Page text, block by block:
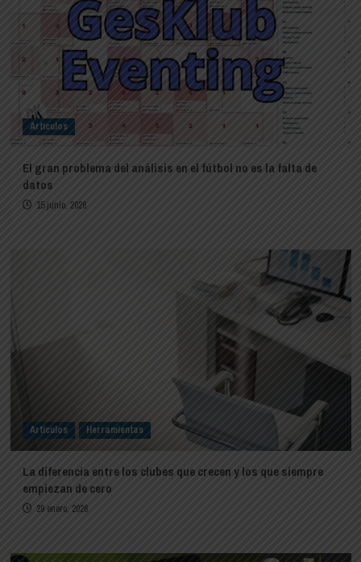
Artículos
El gran problema del análisis en el fútbol no es la falta de
datos
15 junio, 2026
Artículos Herramientas
La diferencia entre los clubes que crecen y los que siempre
empiezan de cero
29 enero, 2026